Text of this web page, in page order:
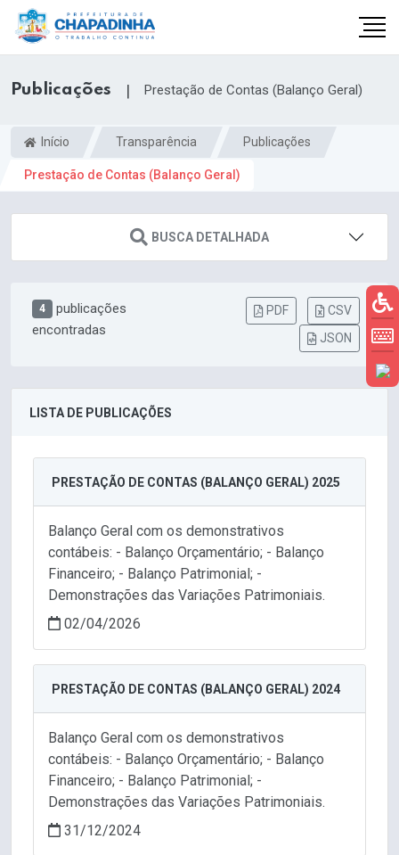
Publicações | Prestação de Contas (Balanço Geral)
Início Transparência Publicações
Prestação de Contas (Balanço Geral)
BUSCA DETALHADA
4
publicações
encontradas
PDF
CSV
JSON
LISTA DE PUBLICAÇÕES
PRESTAÇÃO DE CONTAS (BALANÇO GERAL) 2025
Balanço Geral com os demonstrativos
contábeis: - Balanço Orçamentário; - Balanço
Financeiro; - Balanço Patrimonial; -
Demonstrações das Variações Patrimoniais.
02/04/2026
PRESTAÇÃO DE CONTAS (BALANÇO GERAL) 2024
Balanço Geral com os demonstrativos
contábeis: - Balanço Orçamentário; - Balanço
Financeiro; - Balanço Patrimonial; -
Demonstrações das Variações Patrimoniais.
31/12/2024